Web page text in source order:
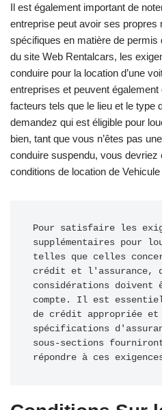
Il est également important de
entreprise peut avoir ses propres
spécifiques en matière de permis
du site Web Rentalcars, les
conduire pour la location d’une
entreprises et peuvent
facteurs tels que le lieu et le type
demandez qui est éligible pour
bien, tant que vous n’êtes pas
conduire suspendu, vous devriez
conditions de location de Vehicule
Pour satisfaire les
supplémentaires pour
telles que celles
crédit et l'assurance,
considérations doivent
compte. Il est
de crédit appropriée et
spécifications
sous-sections
répondre à ces